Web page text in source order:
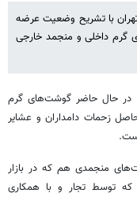
تهران با تشریح وضعیت عرضه
گرم داخلی و منجمد خارجی
در حال حاضر گوشت‌های گرم
زحمات دامداران و عشایر
منجمدی هم که در بازار
که توسط تجار و با همکاری